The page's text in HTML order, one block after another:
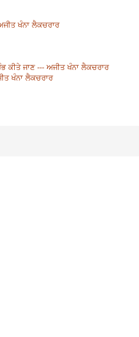
ਖੰਨਾ ਲੈਕਚਰਾਰ
ਕੀਤੇ ਜਾਣ --- ਅਜੀਤ ਖੰਨਾ ਲੈਕਚਰਾਰ
ਖੰਨਾ ਲੈਕਚਰਾਰ